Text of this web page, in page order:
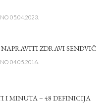
05.04.2023.
ZDRAVI SENDVIČ
04.05.2016.
I MINUTA – 48 DEFINICIJA